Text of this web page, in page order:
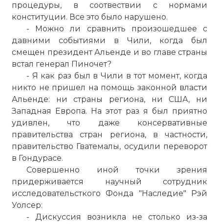
процедуры, в соотвествии с нормами
конституции. Все это было нарушено.
- Можно ли сравнить произошедшее с
давними событиями в Чили, когда был
смещен президент Альенде и во главе страны
встал генерал Пиночет?
- Я как раз был в Чили в тот момент, когда
никто не пришел на помощь законной власти
Альенде: ни страны региона, ни США, ни
Западная Европа. На этот раз я был приятно
удивлен, что даже консервативные
правительства стран региона, в частности,
правительство Гватемалы, осудили переворот
в Гондурасе.
Совершенно иной точки зрения
придерживается научный сотрудник
исследовательсткого Фонда "Наследие" Рэй
Уолсер:
- Дискуссия возникла не столько из-за